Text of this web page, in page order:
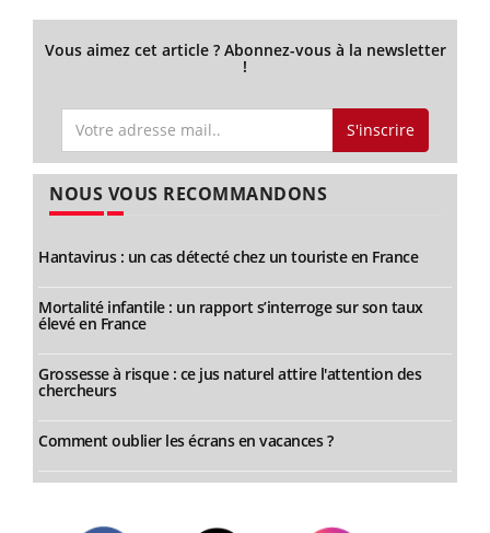
Vous aimez cet article ? Abonnez-vous à la newsletter
!
S'inscrire
NOUS VOUS RECOMMANDONS
Hantavirus : un cas détecté chez un touriste en France
Mortalité infantile : un rapport s’interroge sur son taux
élevé en France
Grossesse à risque : ce jus naturel attire l'attention des
chercheurs
Comment oublier les écrans en vacances ?